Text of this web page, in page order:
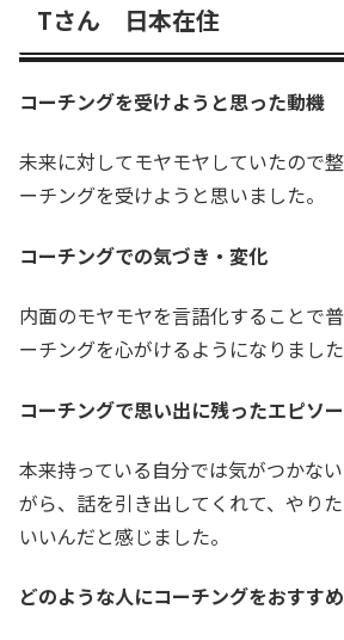
Tさん 日本在住
コーチングを受けようと思った動機
未来に対してモヤモヤしていたので
ーチングを受けようと思いました。
コーチングでの気づき・変化
内面のモヤモヤを言語化することで
ーチングを心がけるようになりました
コーチングで思い出に残ったエピソ
本来持っている自分では気がつかな
がら、話を引き出してくれて、やり
いいんだと感じました。
どのような人にコーチングをおすす